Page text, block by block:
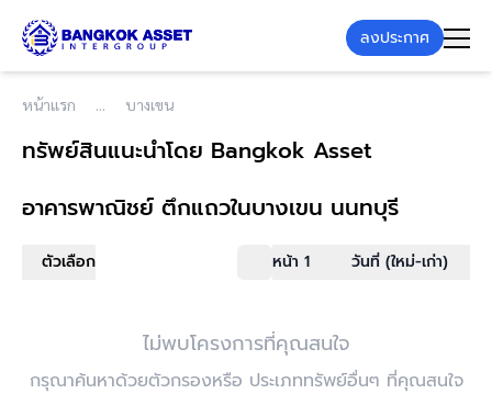
ลงประกาศ
หน้าแรก บางเขน
ทรัพย์สินแนะนำโดย Bangkok Asset
อาคารพาณิชย์ ตึกแถวในบางเขน นนทบุรี
ตัวเลือก หน้า 1 วันที่ (ใหม่-เก่า)
ไม่พบโครงการที่คุณสนใจ
กรุณาค้นหาด้วยตัวกรองหรือ ประเภททรัพย์อื่นๆ ที่คุณสนใจ